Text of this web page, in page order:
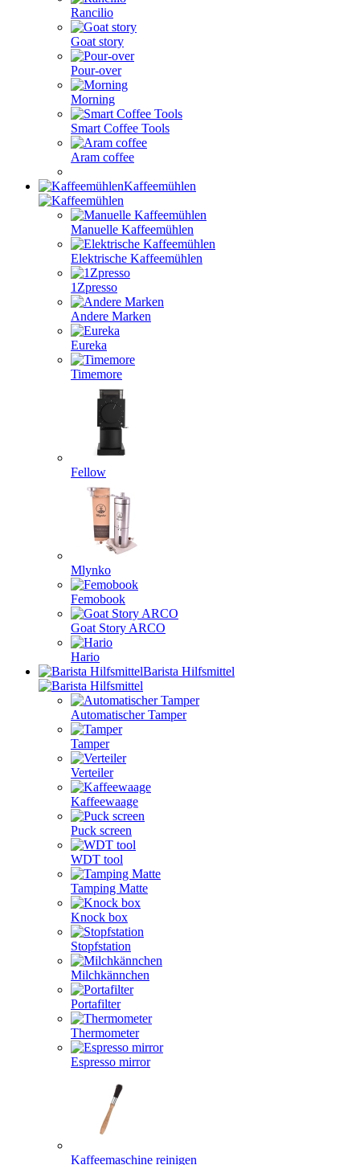
Rancilio
Goat story
Pour-over
Morning
Smart Coffee Tools
Aram coffee
Kaffeemühlen
Manuelle Kaffeemühlen
Elektrische Kaffeemühlen
1Zpresso
Andere Marken
Eureka
Timemore
Fellow
Mlynko
Femobook
Goat Story ARCO
Hario
Barista Hilfsmittel
Automatischer Tamper
Tamper
Verteiler
Kaffeewaage
Puck screen
WDT tool
Tamping Matte
Knock box
Stopfstation
Milchkännchen
Portafilter
Thermometer
Espresso mirror
Kaffeemaschine reinigen